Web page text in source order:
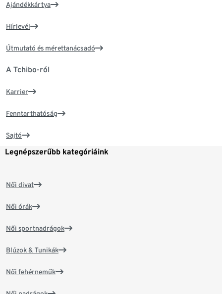
Ajándékkártya
Hírlevél
Útmutató és mérettanácsadó
A Tchibo-ról
Karrier
Fenntarthatóság
Sajtó
Legnépszerűbb kategóriáink
Női divat
Női órák
Női sportnadrágok
Blúzok & Tunikák
Női fehérneműk